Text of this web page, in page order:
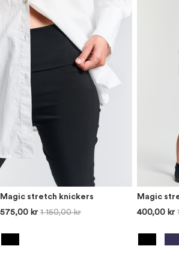
Magic stretch knickers
575,00 kr 1 150,00 kr
Magic
400,00 kr